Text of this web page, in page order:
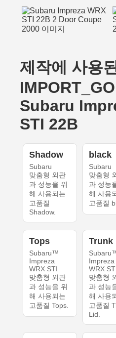
제작에 사용
Subaru
STI 22B
Shadow
Subaru
맞춤형 외관
과 성능을 위
해 사용되는
고품질
Shadow.
black
Subaru
맞춤형
과 성능
해 사용
고품질
Tops
Subaru™
Impreza
WRX STI
맞춤형 외관
과 성능을 위
해 사용되는
고품질 Tops.
Trunk
Impreza
WRX
맞춤형
과 성능
해 사용
고품질
Lid.